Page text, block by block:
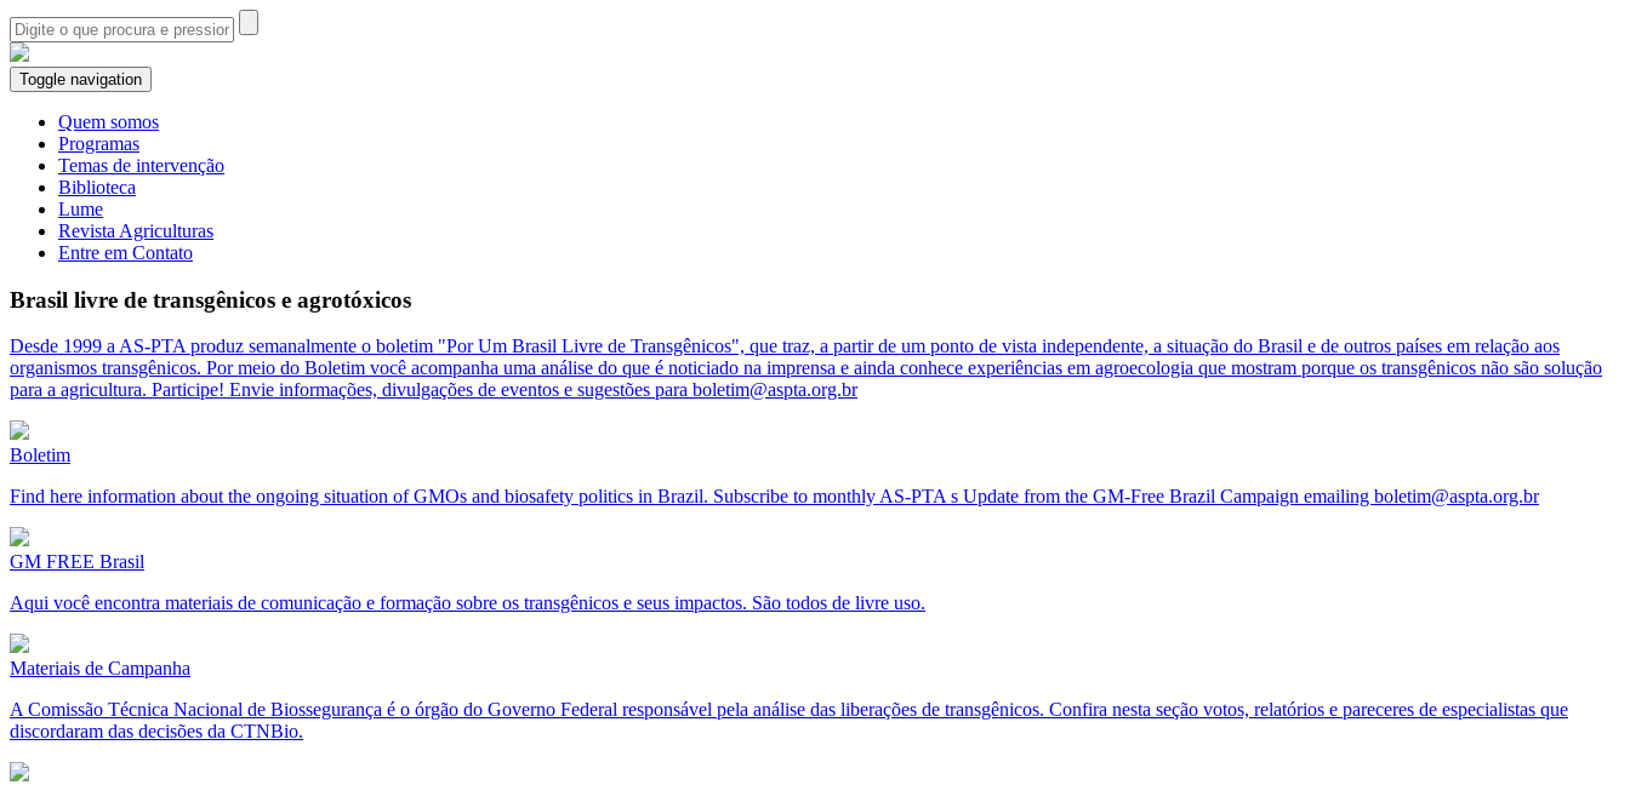
Toggle navigation
Quem somos
Programas
Temas de intervenção
Biblioteca
Lume
Revista Agriculturas
Entre em Contato
Brasil livre de transgênicos e agrotóxicos
Desde 1999 a AS-PTA produz semanalmente o boletim "Por Um Brasil Livre de Transgênicos", que traz, a partir de um ponto de vista independente, a situação do Brasil e de outros países em relação aos
organismos transgênicos. Por meio do Boletim você acompanha uma análise do que é noticiado na imprensa e ainda conhece experiências em agroecologia que mostram porque os transgênicos não são solução
para a agricultura. Participe! Envie informações, divulgações de eventos e sugestões para boletim@aspta.org.br
Boletim
Find here information about the ongoing situation of GMOs and biosafety politics in Brazil. Subscribe to monthly AS-PTA s Update from the GM-Free Brazil Campaign emailing boletim@aspta.org.br
GM FREE Brasil
Aqui você encontra materiais de comunicação e formação sobre os transgênicos e seus impactos. São todos de livre uso.
Materiais de Campanha
A Comissão Técnica Nacional de Biossegurança é o órgão do Governo Federal responsável pela análise das liberações de transgênicos. Confira nesta seção votos, relatórios e pareceres de especialistas que
discordaram das decisões da CTNBio.